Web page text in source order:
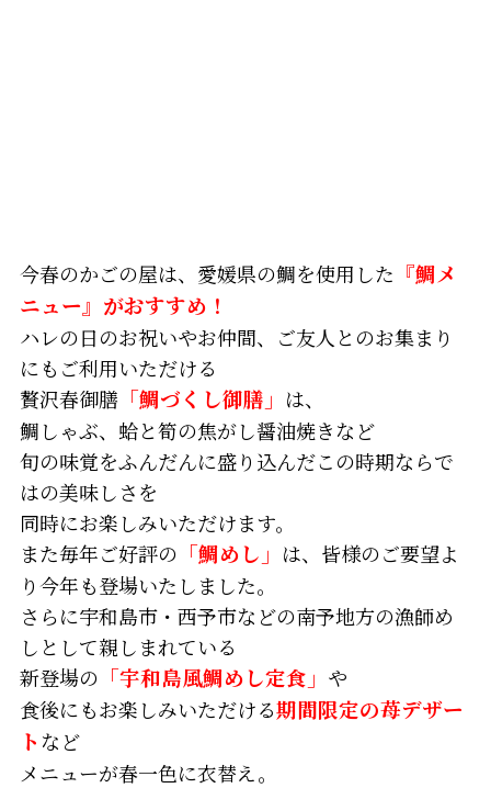
今春のかごの屋は、愛媛県の鯛を使用した 『鯛メ
ニュー』がおすすめ！
ハレの日のお祝いやお仲間、ご友人とのお集まり
にもご利用いただける
贅沢春御膳 「鯛づくし御膳」 は、
鯛しゃぶ、蛤と筍の焦がし醤油焼きなど
旬の味覚をふんだんに盛り込んだこの時期ならで
はの美味しさを
同時にお楽しみいただけます。
また毎年ご好評の 「鯛めし」 は、皆様のご要望よ
り今年も登場いたしました。
さらに宇和島市・西予市などの南予地方の漁師め
しとして親しまれている
新登場の 「宇和島風鯛めし定食」 や
食後にもお楽しみいただける期間限定の苺デザー
ト など
メニューが春一色に衣替え。